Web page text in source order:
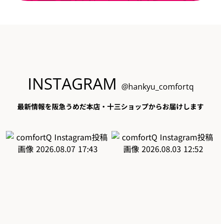
INSTAGRAM @hankyu_comfortq
最新情報を阪急うめだ本店・十三ショップからお届けします